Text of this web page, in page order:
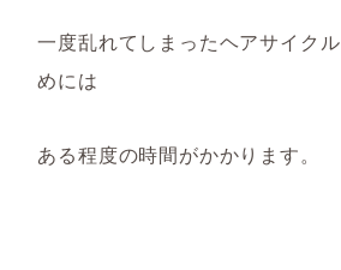
一度乱れてしまったヘアサイクル
めには
ある程度の時間がかかります。